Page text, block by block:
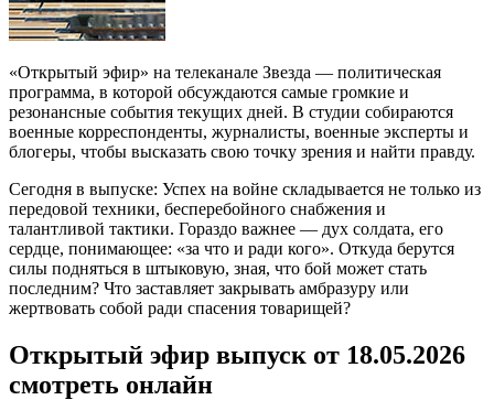
«Открытый эфир» на телеканале Звезда — политическая
программа, в которой обсуждаются самые громкие и
резонансные события текущих дней. В студии собираются
военные корреспонденты, журналисты, военные эксперты и
блогеры, чтобы высказать свою точку зрения и найти правду.
Сегодня в выпуске: Успех на войне складывается не только из
передовой техники, бесперебойного снабжения и
талантливой тактики. Гораздо важнее — дух солдата, его
сердце, понимающее: «за что и ради кого». Откуда берутся
силы подняться в штыковую, зная, что бой может стать
последним? Что заставляет закрывать амбразуру или
жертвовать собой ради спасения товарищей?
Открытый эфир выпуск от 18.05.2026
смотреть онлайн